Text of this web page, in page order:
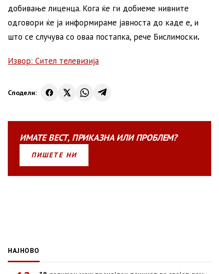
добивање лиценца. Кога ќе ги добиеме нивните
одговори ќе ја информираме јавноста до каде е, и
што се случува со оваа постапка, рече Бислимоски.
Извор: Сител телевизија
Сподели:
ИМАТЕВЕСТ, ПРИКАЗНАИЛИПРОБЛЕМ?
ПИШЕТЕ НИ
НАЈНОВО